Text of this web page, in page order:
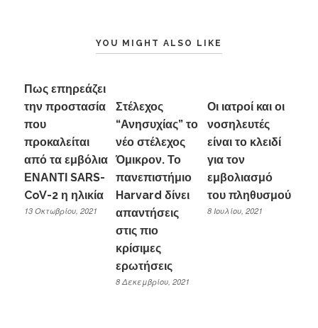
YOU MIGHT ALSO LIKE
Πως επηρεάζει
την προστασία
που
προκαλείται
από τα εμβόλια
ΕΝΑΝΤΙ SARS-
CoV-2 η ηλικία
13 Οκτωβρίου, 2021
Στέλεχος
“Ανησυχίας” το
νέο στέλεχος
Όμικρον. Το
πανεπιστήμιο
Harvard δίνει
απαντήσεις
στις πιο
κρίσιμες
ερωτήσεις
8 Δεκεμβρίου, 2021
Οι ιατροί και οι
νοσηλευτές
είναι το κλειδί
για τον
εμβολιασμό
του πληθυσμού
8 Ιουλίου, 2021